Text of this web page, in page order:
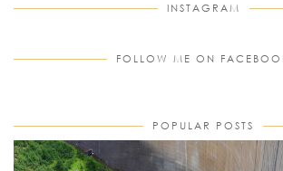
INSTAGRAM
FOLLOW ME ON
POPULAR POSTS